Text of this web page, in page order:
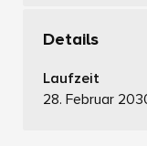
Details
Laufzeit
28. Februar